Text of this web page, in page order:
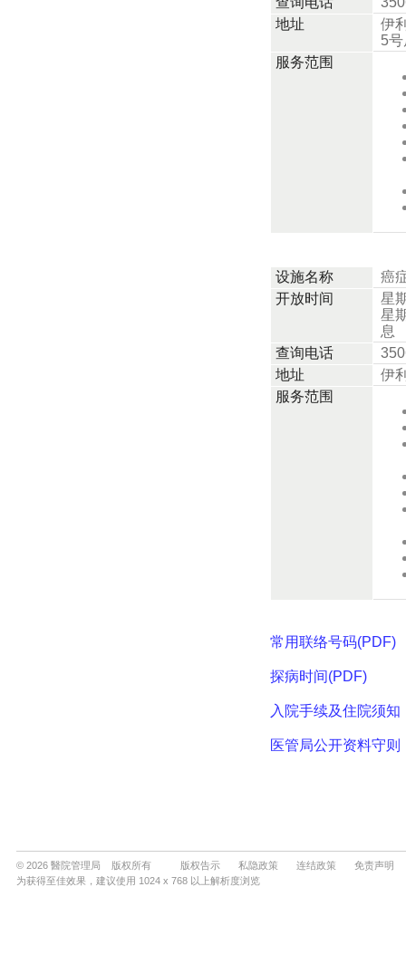
© 2026 醫院管理局 版权所有 版权告示 私隐政策 连结政策
免责声明
为获得至佳效果，建议使用 1024 x 768 以上解析度浏览